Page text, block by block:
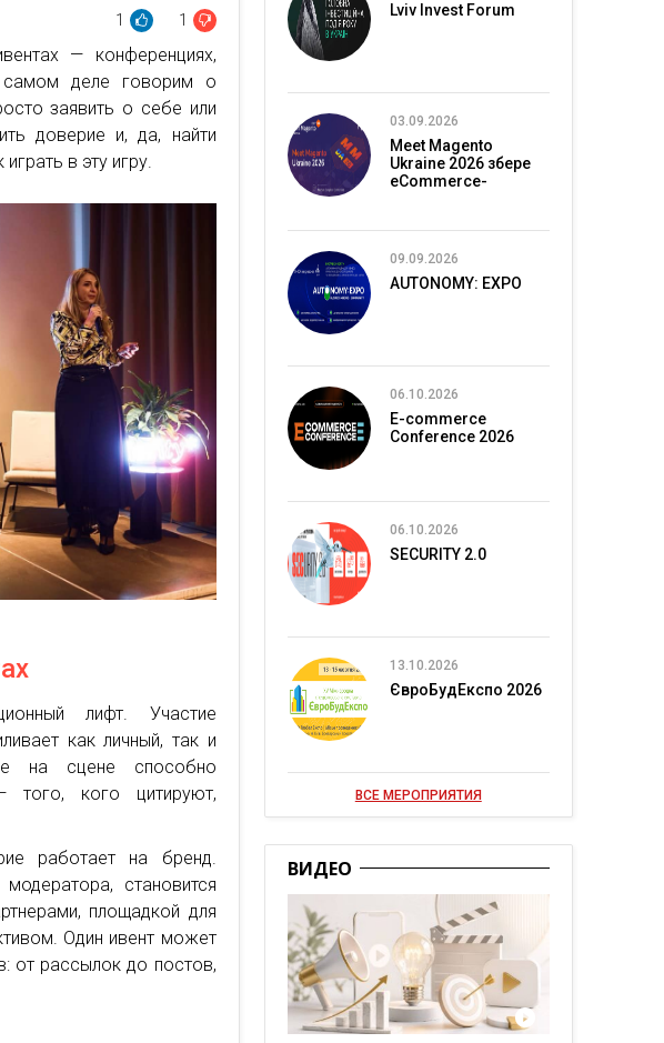
1 1
— конференциях,
деле говорим о
заявить о себе или
доверие и, да, найти
в эту игру.
лифт. Участие
как личный, так и
на сцене способно
того, кого цитируют,
работает на бренд.
становится
площадкой для
Один ивент может
от рассылок до постов,
Lviv Invest Forum
03.09.2026
Meet Magento
Ukraine 2026 збере
eCommerce-
09.09.2026
AUTONOMY: EXPO
06.10.2026
E-commerce
Conference 2026
06.10.2026
SECURITY 2.0
13.10.2026
ЄвроБудЕкспо 2026
ВСЕ МЕРОПРИЯТИЯ
ВИДЕО